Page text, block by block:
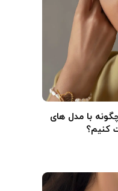
چگونه با مدل های
کنیم؟